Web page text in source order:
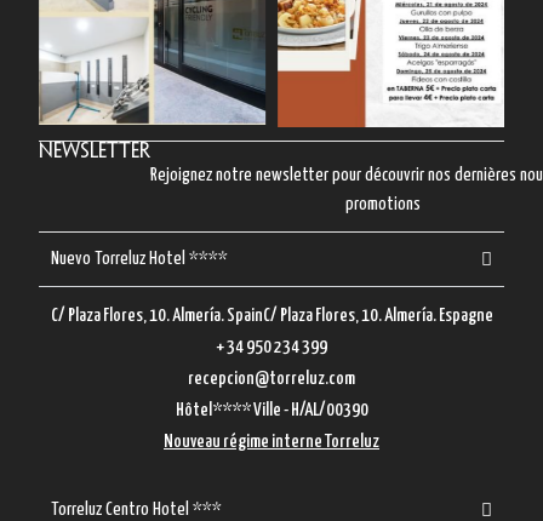
Newsletter
Rejoignez notre newsletter pour découvrir nos dernières
promotions
Nuevo Torreluz Hotel ****
C/ Plaza Flores, 10. Almería. SpainC/ Plaza Flores, 10. Almería. Espagne
+ 34 950 234 399
recepcion@torreluz.com
Hôtel**** Ville - H/AL/00390
Nouveau régime interne Torreluz
Torreluz Centro Hotel ***